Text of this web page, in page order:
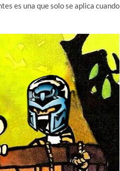
es una que solo se aplica cuando